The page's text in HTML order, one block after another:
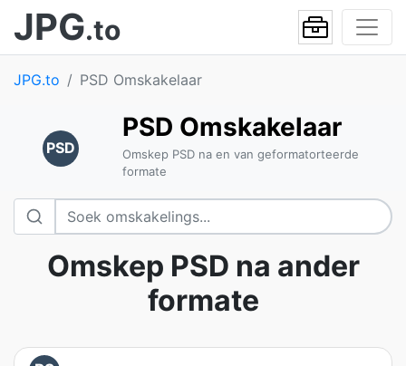
JPG.to
JPG.to PSD Omskakelaar
PSD
PSD Omskakelaar
Omskep PSD na en van geformatorteerde
formate
Omskep PSD na ander
formate